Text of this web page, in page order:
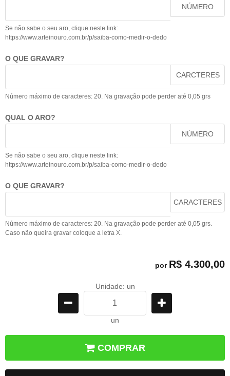
NÚMERO
Se não sabe o seu aro, clique neste link:
https://www.arteinouro.com.br/p/saiba-como-medir-o-dedo
O QUE GRAVAR?
CARCTERES
Número máximo de caracteres: 20. Na gravação pode perder até 0,05 grs
QUAL O ARO?
NÚMERO
Se não sabe o seu aro, clique neste link:
https://www.arteinouro.com.br/p/saiba-como-medir-o-dedo
O QUE GRAVAR?
CARACTERES
Número máximo de caracteres: 20. Na gravação pode perder até 0,05 grs.
Caso não queira gravar coloque a letra X.
por R$ 4.300,00
Unidade: un
un
COMPRAR